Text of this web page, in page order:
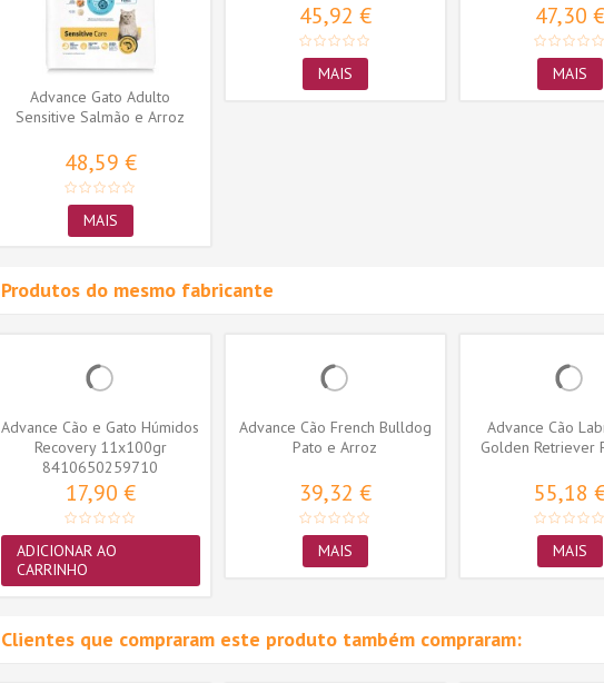
Advance Gato Adulto
Sensitive Salmão e Arroz
48,59 €
MAIS
45,92 €
MAIS
47,30 €
MAIS
Produtos do mesmo fabricante
Advance Cão e Gato Húmidos
Recovery 11x100gr
8410650259710
17,90 €
ADICIONAR AO
CARRINHO
Advance Cão French Bulldog
Pato e Arroz
39,32 €
MAIS
Advance Cão
Golden Retriever
55,18
MAIS
Clientes que compraram este produto também compraram: